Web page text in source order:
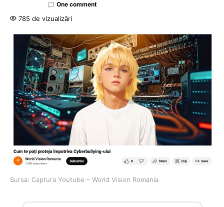
One comment
785 de vizualizări
Sursa: Captura Youtube – World Vision Romania